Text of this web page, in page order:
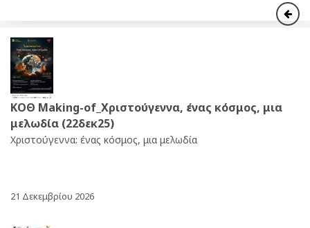
ΚΟΘ Making-of_Χριστούγεννα, ένας κόσμος, μια
μελωδία (22δεκ25)
Χριστούγεννα: ένας κόσμος, μια μελωδία
21 Δεκεμβρίου 2026